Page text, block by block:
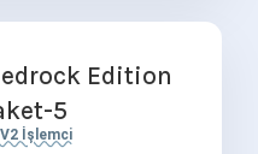
Edition
5
İşlemci